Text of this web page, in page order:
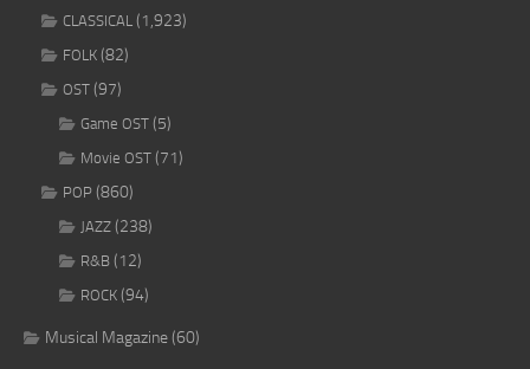
CLASSICAL (1,923)
FOLK (82)
OST (97)
Game OST (5)
Movie OST (71)
POP (860)
JAZZ (238)
R&B (12)
ROCK (94)
Musical Magazine(60)